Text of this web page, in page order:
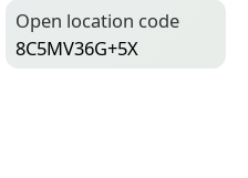
Open location code
8C5MV36G+5X